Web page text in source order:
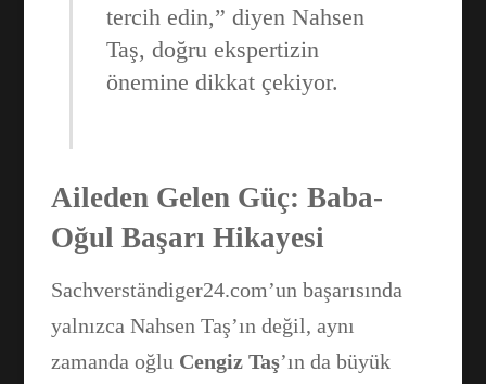
tercih edin,” diyen Nahsen
Taş, doğru ekspertizin
önemine dikkat çekiyor.
Aileden Gelen Güç: Baba-
Oğul Başarı Hikayesi
Sachverständiger24.com’un başarısında
yalnızca Nahsen Taş’ın değil, aynı
zamanda oğlu Cengiz Taş’ın da büyük